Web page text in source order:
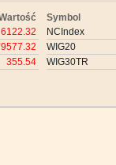
6122.32
355.54
Symbol
NCIndex
WIG20
WIG30TR